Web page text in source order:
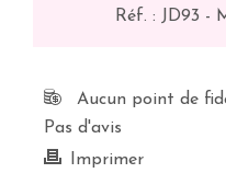
Réf. : JD93 -
Aucun point de
Pas d'avis
Imprimer